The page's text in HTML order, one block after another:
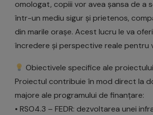
omologat, copiii vor avea șansa de a
într-un mediu sigur și prietenos,
din marile orașe. Acest lucru le va
încredere și perspective reale pentru
Obiectivele specifice ale proiectului
Proiectul contribuie în mod direct la
majore ale programului de finanțare:
• RSO4.3 – FEDR: dezvoltarea unei